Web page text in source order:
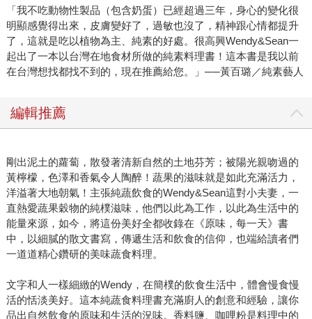
「我不吃動物性製品（包含奶蛋）已經超過三年，身心的變化很
明顯感覺得出來，皮膚變好了，過敏也沒了，精神跟心情都提升
了，這就是吃以植物為主、純素的好處。很高興Wendy&Sean一
起出了一本以台灣在地食材所做的純素料理書！這本書是我以前
在台灣想找都找不到的，現在推薦給您。」──黃百璐／純素藝人
編輯推薦
剛出泥土的蘿蔔，散發著清新自然的土地芬芳；被陽光親吻過的
黃檸檬，色澤和香氣令人陶醉！蔬果的滋味就是如此充滿活力，
洋溢著大地朝氣！主張純蔬飲食的Wendy&Sean這對小夫妻，一
直熱愛蔬果穀物的純樸滋味，他們以此為工作，以此為生活中的
能量來源，如今，將這份美好全都收錄在《原味，每一天》書
中，以細膩的散文書寫，傳遞生活和飲食的信仰，也端給讀者們
一道道精心鑽研的美味蔬食料理。
文字和人一樣細緻的Wendy，在簡樸的飲食生活中，體會慢食慢
活的恬淡美好。這本純蔬食料理書充滿廚人的創意和經驗，讓你
品出自然飲食的原味和生活的況味。香料鹽、咖哩粉是料理中的